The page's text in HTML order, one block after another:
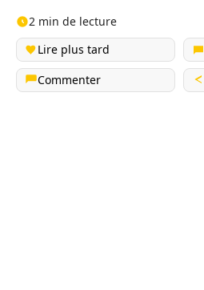
2 min de lecture
Lire plus tard
Commenter